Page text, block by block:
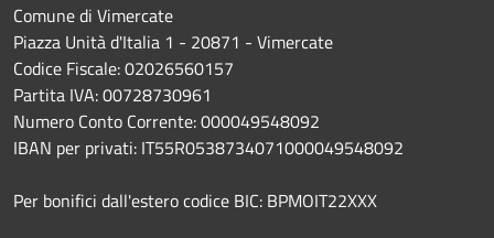
Comune di Vimercate
Piazza Unità d'Italia 1 - 20871 - Vimercate
Codice Fiscale: 02026560157
Partita IVA: 00728730961
Numero Conto Corrente: 000049548092
IBAN per privati: IT55R0538734071000049548092
Per bonifici dall'estero codice BIC: BPMOIT22XXX